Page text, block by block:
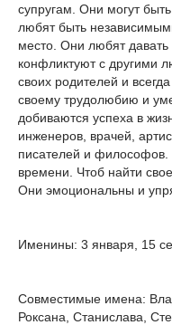
супругам. Они могут
любят быть
место. Они любят давать
конфликтуют с другими
своих родителей и
своему трудолюбию и
добиваются успеха в
инженеров, врачей,
писателей и философов.
времени. Чтоб найти
Они эмоциональны и
Именины: 3 января, 15
Совместимые имена:
Роксана, Станислава,